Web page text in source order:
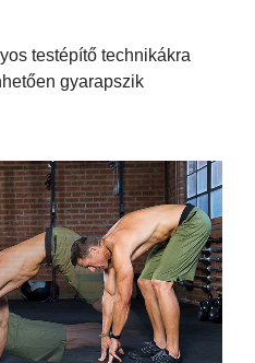
testépítő technikákra
gyarapszik